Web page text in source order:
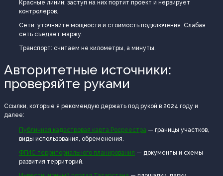
Красные линии: заступ на них портит проект и нервирует
контролеров.
Сети: уточняйте мощности и стоимость подключения. Слабая
сеть съедает маржу.
Транспорт: считаем не километры, а минуты.
Авторитетные источники:
проверяйте руками
Ссылки, которые я рекомендую держать под рукой в 2024 году и
далее:
Публичная кадастровая карта Росреестра — границы участков,
виды использования, обременения.
ФГИС территориального планирования — документы и схемы
развития территорий.